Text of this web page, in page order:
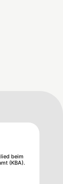
beim
(KBA).